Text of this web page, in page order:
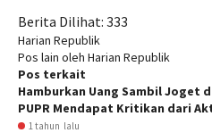
Berita Dilihat: 333
Harian Republik
Pos lain oleh Harian Republik
Pos terkait
Hamburkan Uang Sambil Joget
PUPR Mendapat Kritikan dari
1 tahun lalu